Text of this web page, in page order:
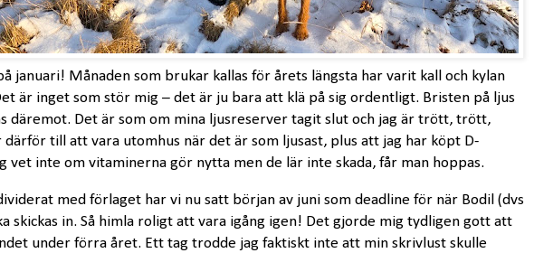
januari! Månaden som brukar kallas för årets längsta har varit kall och kylan
är inget som stör mig – det är ju bara att klä på sig ordentligt. Bristen på ljus
däremot. Det är som om mina ljusreserver tagit slut och jag är trött, trött,
därför till att vara utomhus när det är som ljusast, plus att jag har köpt D-
vet inte om vitaminerna gör nytta men de lär inte skada, får man hoppas.
med förlaget har vi nu satt början av juni som deadline för när Bodil (dvs
skickas in. Så himla roligt att vara igång igen! Det gjorde mig tydligen gott att
under förra året. Ett tag trodde jag faktiskt inte att min skrivlust skulle